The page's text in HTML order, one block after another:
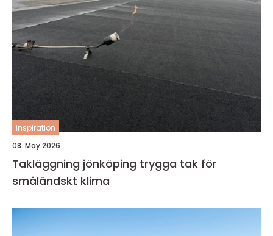
inspiration
08. May 2026
Takläggning jönköping trygga tak för
småländskt klima